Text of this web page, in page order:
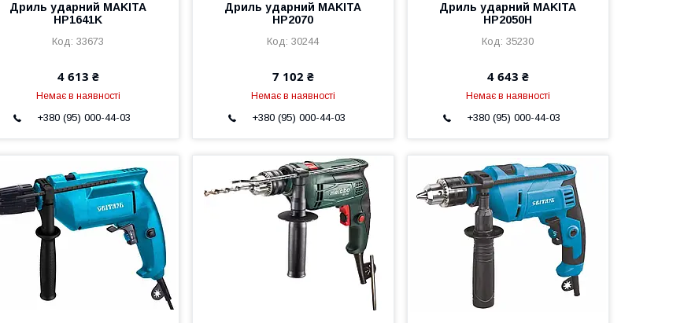
Дриль ударний MAKITA
HP1641K
33673
4 613 ₴
Немає в наявності
+380 (95) 000-44-03
Дриль ударний MAKITA
HP2070
30244
7 102 ₴
Немає в наявності
+380 (95) 000-44-03
Дриль ударний MAKITA
HP2050H
35230
4 643 ₴
Немає в наявності
+380 (95) 000-44-03